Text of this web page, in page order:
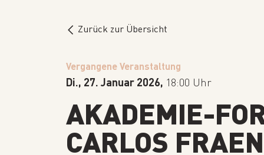
IHR
Zurück zur Übersicht
Vergangene Veranstaltung
Di., 27. Januar 2026, 18:00 Uhr
AKADEMIE-
CARLOS